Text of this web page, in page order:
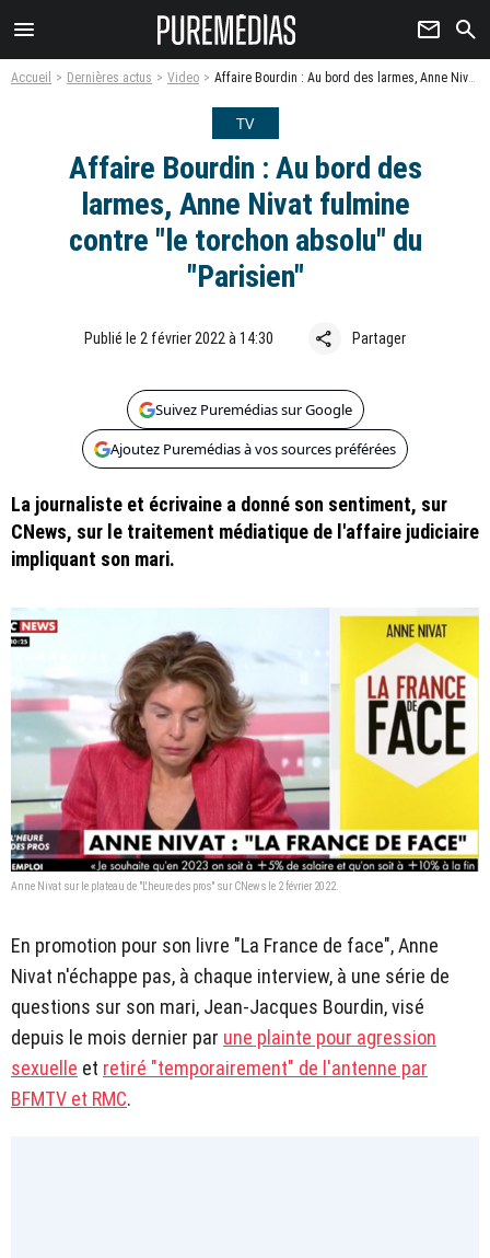
menu newsletter search
Accueil Dernières actus Video Affaire Bourdin : Au bord des larmes, Anne Nivat fulmine contre "le torchon absolu" du "Parisien"
TV
Affaire Bourdin : Au bord des
larmes, Anne Nivat fulmine
contre "le torchon absolu" du
"Parisien"
Publié le 2 février 2022 à 14:30 share Partager
Suivez Puremédias sur Google
Ajoutez Puremédias à vos sources préférées
La journaliste et écrivaine a donné son sentiment, sur
CNews, sur le traitement médiatique de l'affaire judiciaire
impliquant son mari.
Anne Nivat sur le plateau de "L'heure des pros" sur CNews le 2 février 2022.
En promotion pour son livre "La France de face", Anne
Nivat n'échappe pas, à chaque interview, à une série de
questions sur son mari, Jean-Jacques Bourdin, visé
depuis le mois dernier par une plainte pour agression
sexuelle et retiré "temporairement" de l'antenne par
BFMTV et RMC.